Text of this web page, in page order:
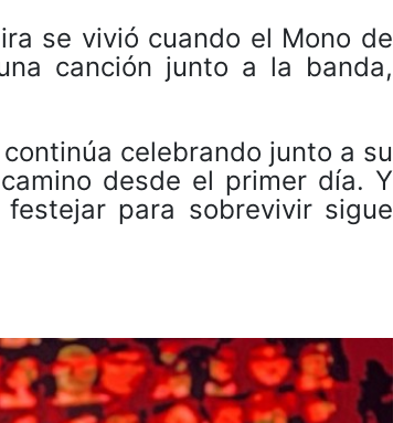
se vivió cuando el Mono de
canción junto a la banda,
celebrando junto a su
desde el primer día. Y
para sobrevivir sigue